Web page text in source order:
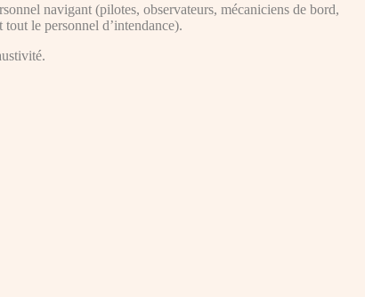
navigant (pilotes, observateurs, mécaniciens de bord,
le personnel d’intendance).